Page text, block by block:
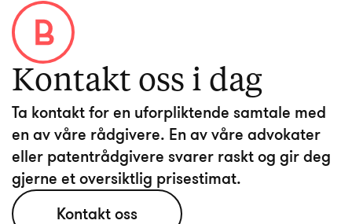
Kontakt oss i dag
Ta kontakt for en uforpliktende samtale med
en av våre rådgivere. En av våre advokater
eller patentrådgivere svarer raskt og gir deg
Kontakt oss